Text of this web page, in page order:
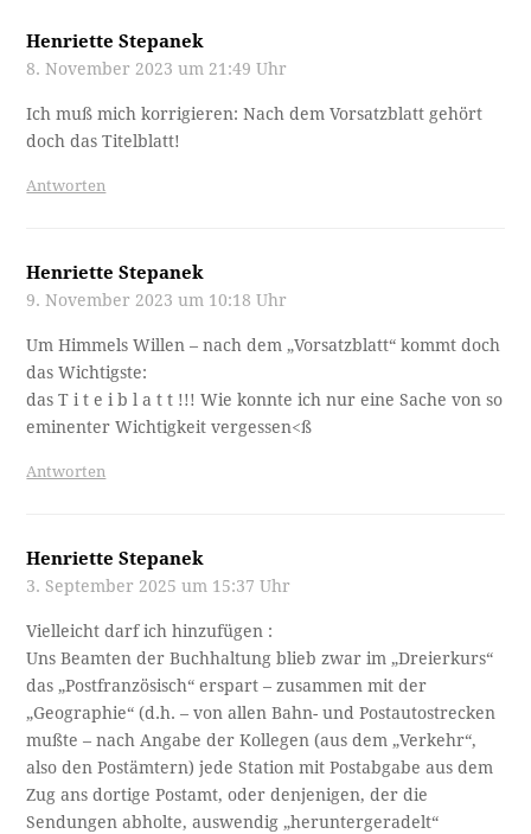
Henriette Stepanek
8. November 2023 um 21:49 Uhr
Ich muß mich korrigieren: Nach dem Vorsatzblatt gehört
doch das Titelblatt!
Antworten
Henriette Stepanek
9. November 2023 um 10:18 Uhr
Um Himmels Willen – nach dem „Vorsatzblatt“ kommt doch
das Wichtigste:
das T i t e i b l a t t !!! Wie konnte ich nur eine Sache von so
eminenter Wichtigkeit vergessen<ß
Antworten
Henriette Stepanek
3. September 2025 um 15:37 Uhr
Vielleicht darf ich hinzufügen :
Uns Beamten der Buchhaltung blieb zwar im „Dreierkurs“
das „Postfranzösisch“ erspart – zusammen mit der
„Geographie“ (d.h. – von allen Bahn- und Postautostrecken
mußte – nach Angabe der Kollegen (aus dem „Verkehr“,
also den Postämtern) jede Station mit Postabgabe aus dem
Zug ans dortige Postamt, oder denjenigen, der die
Sendungen abholte, auswendig „heruntergeradelt“